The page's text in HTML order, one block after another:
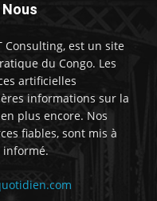
Consulting, est un site
du Congo. Les
artificielles
informations sur la
plus encore. Nos
fiables, sont mis à
informé.